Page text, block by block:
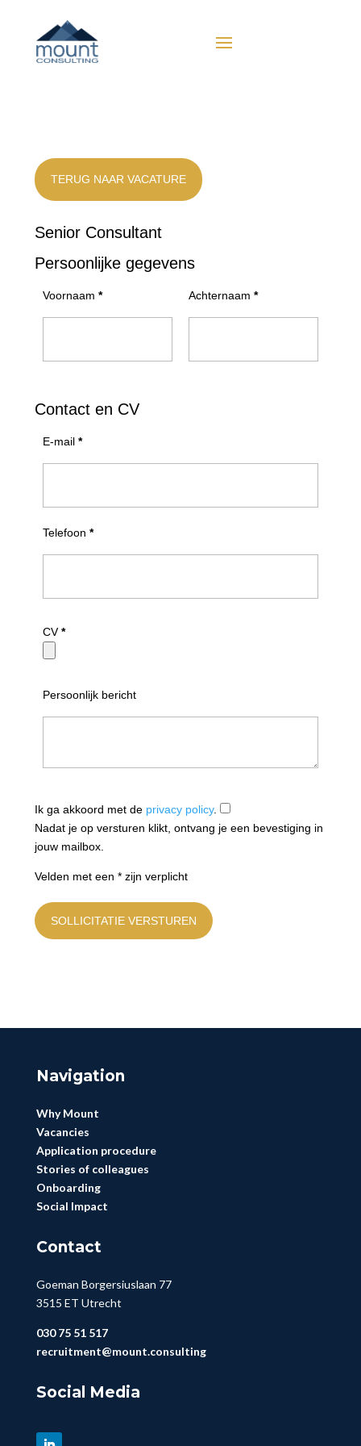
TERUG NAAR VACATURE
Senior Consultant
Persoonlijke gegevens
Voornaam * Achternaam *
Contact en CV
E-mail *
Telefoon *
CV *
Persoonlijk bericht
Ik ga akkoord met de privacy policy.
Nadat je op versturen klikt, ontvang je een bevestiging in
jouw mailbox.
Velden met een * zijn verplicht
SOLLICITATIE VERSTUREN
Navigation
Why Mount
Vacancies
Application procedure
Stories of colleagues
Onboarding
Social Impact
Contact
Goeman Borgersiuslaan 77
3515 ET Utrecht
030 75 51 517
recruitment@mount.consulting
Social Media